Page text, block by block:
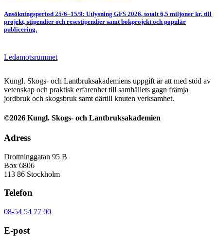
Ansökningsperiod 25/6–15/9: Utlysning GFS 2026, totalt 6,5 miljoner kr, till
projekt, stipendier och resestipendier samt bokprojekt och populär
publicering.
Ledamotsrummet
Kungl. Skogs- och Lantbruksakademiens uppgift är att med stöd av
vetenskap och praktisk erfarenhet till samhällets gagn främja
jordbruk och skogsbruk samt därtill knuten verksamhet.
©2026 Kungl. Skogs- och Lantbruksakademien
Adress
Drottninggatan 95 B
Box 6806
113 86 Stockholm
Telefon
08-54 54 77 00
E-post